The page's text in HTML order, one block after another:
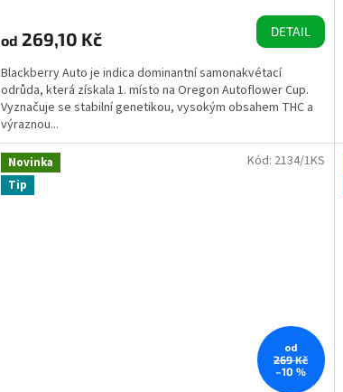
od 269,10 Kč DETAIL
Blackberry Auto je indica dominantní samonakvétací
odrůda, která získala 1. místo na Oregon Autoflower Cup.
Vyznačuje se stabilní genetikou, vysokým obsahem THC a
výraznou...
Novinka
Tip
od
269 Kč
–10 %
Kód: 2134/1KS